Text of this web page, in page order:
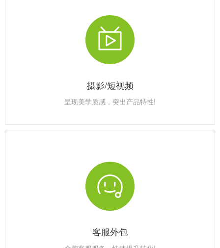
摄影/短视频
呈现美学质感，突出产品特性!
客服外包